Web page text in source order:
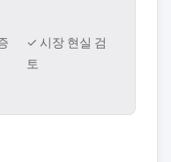
✓ 시장 현실 검
토